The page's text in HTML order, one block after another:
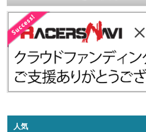
人気